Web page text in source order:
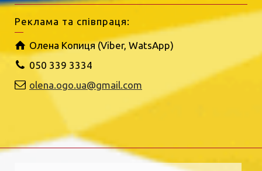
Реклама та співпраця:
Олена Копиця (Viber, WatsApp)
050 339 3334
olena.ogo.ua@gmail.com